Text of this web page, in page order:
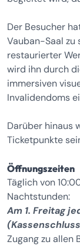
Der Besucher
Vauban-Saal zu
restaurierter
wird ihn durch
immersiven
Invalidendoms
Darüber hinaus
Ticketpunkte
Öffnungszeiten
Täglich von
Nachtstunden:
Am 1. Freitag
Zugang zu allen